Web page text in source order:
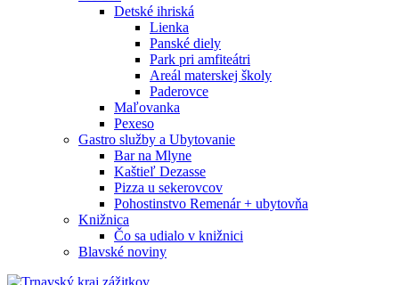
Detské ihriská
Lienka
Panské diely
Park pri amfiteátri
Areál materskej školy
Paderovce
Maľovanka
Pexeso
Gastro služby a Ubytovanie
Bar na Mlyne
Kaštieľ Dezasse
Pizza u sekerovcov
Pohostinstvo Remenár + ubytovňa
Knižnica
Čo sa udialo v knižnici
Blavské noviny